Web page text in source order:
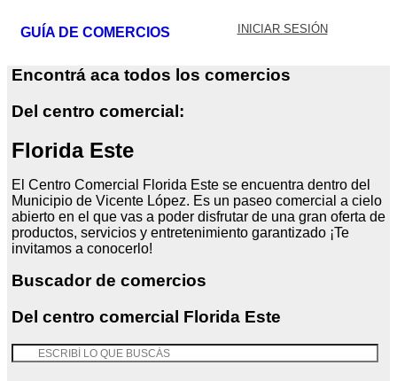
GUÍA DE COMERCIOS INICIAR SESIÓN
Encontrá aca todos los comercios
Del centro comercial:
Florida Este
El Centro Comercial Florida Este se encuentra dentro del
Municipio de Vicente López. Es un paseo comercial a cielo
abierto en el que vas a poder disfrutar de una gran oferta de
productos, servicios y entretenimiento garantizado ¡Te
invitamos a conocerlo!
Buscador de comercios
Del centro comercial Florida Este